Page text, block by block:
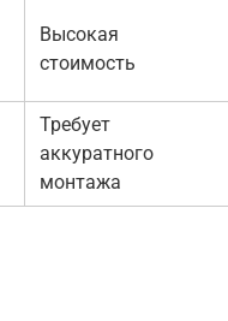
Высокая
стоимость
Требует
аккуратного
монтажа